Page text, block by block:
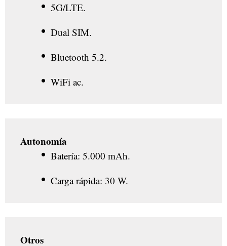
5G/LTE.
Dual SIM.
Bluetooth 5.2.
WiFi ac.
Autonomía
Batería: 5.000 mAh.
Carga rápida: 30 W.
Otros